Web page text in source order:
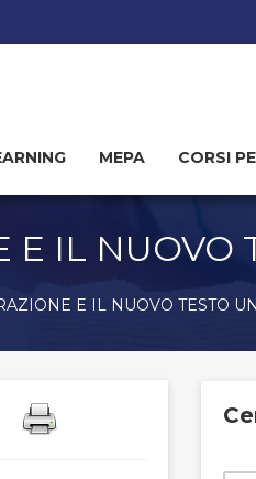
MEPA CORSI
E IL NUOVO
E IL NUOVO TESTO